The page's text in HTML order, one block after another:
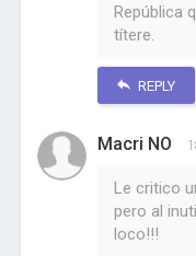
República
títere.
REPLY
Macri NO
Le critico
pero al
loco!!!